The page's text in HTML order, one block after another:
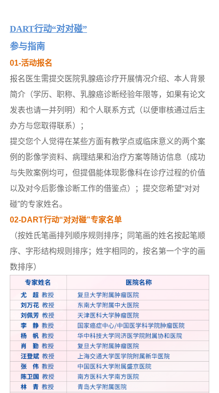
DART行动“对对碰”
参与指南
01-活动报名
报名医生需提交医院乳腺癌诊疗开展情况介绍、本人背景
简介（学历、职称、乳腺癌诊断经验年限等，如果有论文
发表也请一并列明）和个人联系方式（以便审核通过后主
办方与您取得联系）；
提交您个人觉得在某些方面有教学点或临床意义的两个案
例的影像学资料、病理结果和治疗方案等随访信息（成功
与失败案例均可，但提倡能体现影像科在诊疗过程的价值
以及对今后影像诊断工作的借鉴点）；提交您希望“对对
碰”的专家姓名。
02-DART行动“对对碰”专家名单
（按姓氏笔画排列顺序规则排序；同笔画的姓名按起笔顺
序、字形结构规则排序；姓字相同的，按名第一个字的画
数排序）